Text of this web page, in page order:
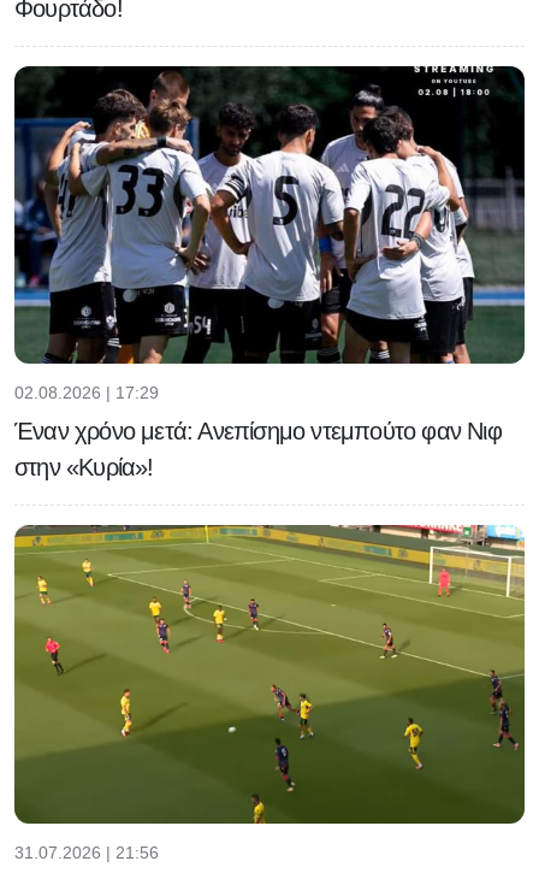
Φουρτάδο!
02.08.2026 | 17:29
Έναν χρόνο μετά: Ανεπίσημο ντεμπούτο φαν Νιφ
στην «Κυρία»!
31.07.2026 | 21:56